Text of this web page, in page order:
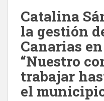
Catalina
la gestión
Canarias
“Nuestro
trabajar
el